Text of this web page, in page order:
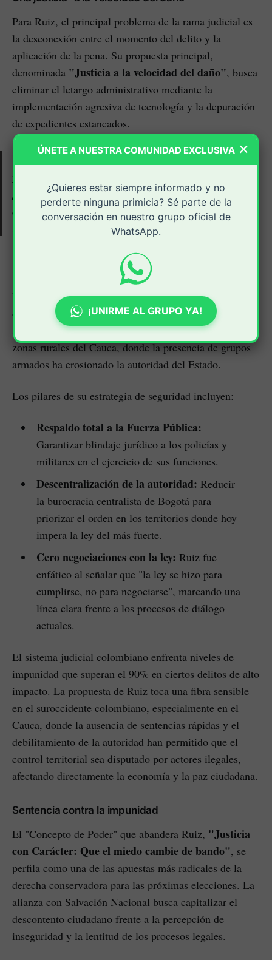
Para Ruiz, el principal problema de la rama judicial es
la desconexión entre el momento del delito y la
aplicación de la pena. Su propuesta principal,
denominada "Justicia a la velocidad del daño", busca
eliminar el letargo administrativo mediante la
implementación agresiva de tecnología y la depuración
de expedientes estancados.
y el criminal se ríe. Si el crimen es hoy, la condena no
puede ser en diez años. Vamos a limpiar los despachos
de polvo y de excusas", afirmó Ruiz durante su
intervención.
El reto de la seguridad regional: Enfoque en el
Cauca
La propuesta no se limita a las aulas judiciales. El
exministro hizo especial énfasis en la crisis de
seguridad que atraviesan ciudades comoPopayán
zonas rurales del Cauca, donde la presencia de grupos
armados ha erosionado la autoridad del Estado.
Los pilares de su estrategia de seguridad incluyen:
Respaldo total a la Fuerza Pública:
Garantizar blindaje jurídico a los policías y
militares en el ejercicio de sus funciones.
Descentralización de la autoridad: Reducir
la burocracia centralista de Bogotá para
priorizar el orden en los territorios donde hoy
impera la ley del más fuerte.
Cero negociaciones con la ley: Ruiz fue
enfático al señalar que "la ley se hizo para
cumplirse, no para negociarse", marcando una
línea clara frente a los procesos de diálogo
actuales.
El sistema judicial colombiano enfrenta niveles de
impunidad que superan el 90% en ciertos delitos de alto
impacto. La propuesta de Ruiz toca una fibra sensible
en el suroccidente colombiano, especialmente en el
Cauca, donde la ausencia de sentencias rápidas y el
debilitamiento de la autoridad han permitido que el
control territorial sea disputado por actores ilegales,
afectando directamente la economía y la paz ciudadana.
Sentencia contra la impunidad
El "Concepto de Poder" que abandera Ruiz, "Justicia
con Carácter: Que el miedo cambie de bando", se
perfila como una de las apuestas más radicales de la
derecha conservadora para las próximas elecciones. La
alianza con Salvación Nacional busca capitalizar el
descontento ciudadano frente a la percepción de
inseguridad y la lentitud de los procesos legales.
×
ÚNETE A NUESTRA COMUNIDAD EXCLUSIVA
¿Quieres estar siempre informado y no
perderte ninguna primicia? Sé parte de la
conversación en nuestro grupo oficial de
WhatsApp.
¡UNIRME AL GRUPO YA!